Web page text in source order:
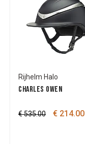
Rijhelm Halo
CHARLES OWEN
€ 535.00 € 214.00